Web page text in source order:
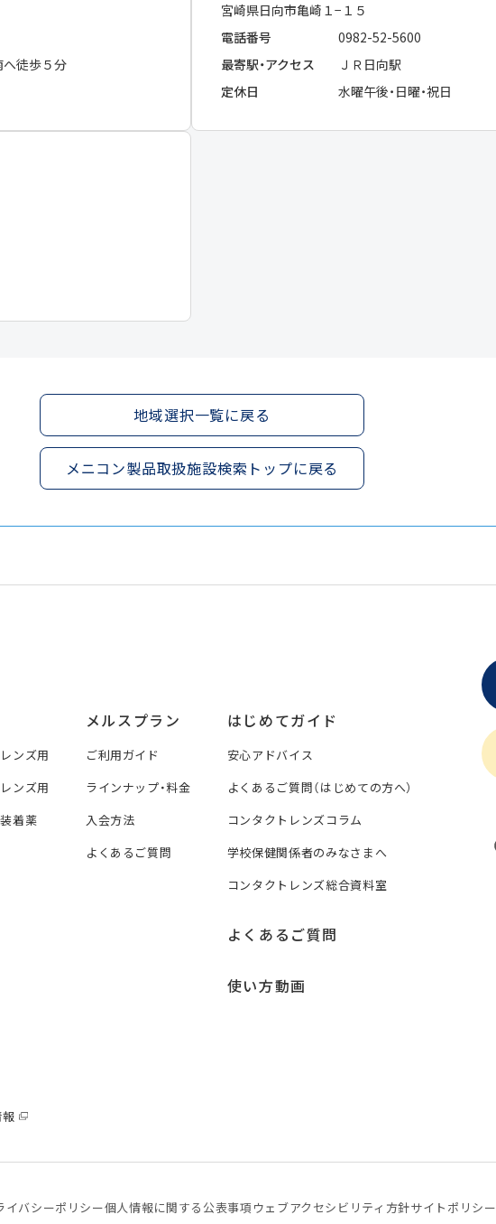
徒歩５分
宮崎県日向市亀崎１−１５
電話番号
0982-52-5600
最寄駅・アクセス
ＪＲ日向駅
定休日
水曜午後・日曜・祝日
地域選択一覧に戻る
メニコン製品取扱施設検索トップに戻る
ンズ用
ンズ用
着薬
メルスプラン
ご利用ガイド
ラインナップ・料金
入会方法
よくあるご質問
はじめてガイド
安心アドバイス
よくあるご質問（はじめての方へ）
コンタクトレンズコラム
学校保健関係者のみなさまへ
コンタクトレンズ総合資料室
よくあるご質問
使い方動画
イバシーポリシー個⼈情報に関する公表事項 ウェブアクセシビリティ方針サイトポリシー